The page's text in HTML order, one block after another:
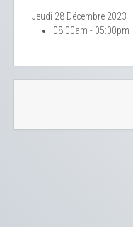
Jeudi 28 Décembre 2023
08:00am - 05:00pm